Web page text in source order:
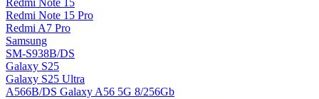
Redmi Note 15
Redmi Note 15 Pro
Redmi A7 Pro
Samsung
SM-S938B/DS
Galaxy S25
Galaxy S25 Ultra
A566B/DS Galaxy A56 5G 8/256Gb